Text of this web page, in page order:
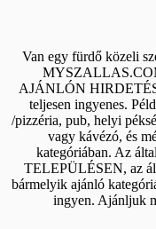
Van egy fürdő közeli
AJÁNLÓN
teljesen ingyenes.
/pizzéria, pub, helyi
vagy kávézó, és
kategóriában. Az
TELEPÜLÉSEN, az
bármelyik ajánló
ingyen. Ajánljuk